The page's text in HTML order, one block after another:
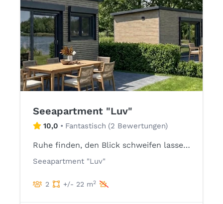
Seeapartment "Luv"
10,0 • Fantastisch (2 Bewertungen)
Ruhe finden, den Blick schweifen lassen, die Abendsonne genießen.
Seeapartment "Luv"
2 +/- 22 m2